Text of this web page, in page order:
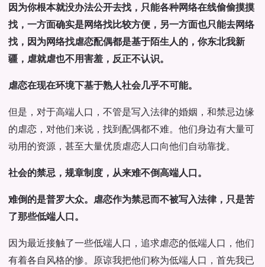
因为你根本就没办法公开去找，只能各种网络在线偷偷摸摸
找，一方面确实是网络找比较方便，另一方面也只能去网络
找，因为网络找虐恋配偶都是基于陌生人的，你东北我新
疆，虐就虐也不用害羞，反正不认识。
虐恋在现在环境下基于熟人社会几乎不可能。
但是，对于高端人口，不管是写入法律的婚姻，和禁忌边缘
的虐恋，对他们来说，找到配偶都不难。他们身边有大量可
动用的资源，甚至大量优质虐恋人口向他们自动靠拢。
社会的禁忌，规章制度，从来难不倒高端人口。
难倒的是普罗大众。虐恋作为禁忌而不被写入法律，只是苦
了那些低端人口。
因为最近接触了一些低端人口，追求虐恋的低端人口，他们
有着各自风格的惨。原谅我把他们称为低端人口，首先我已